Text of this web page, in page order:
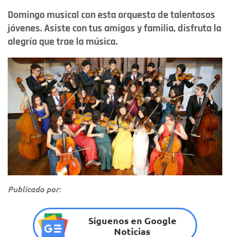
Domingo musical con esta orquesta de talentosos
jóvenes. Asiste con tus amigos y familia, disfruta la
alegría que trae la música.
Publicado por:
Síguenos en Google
Noticias